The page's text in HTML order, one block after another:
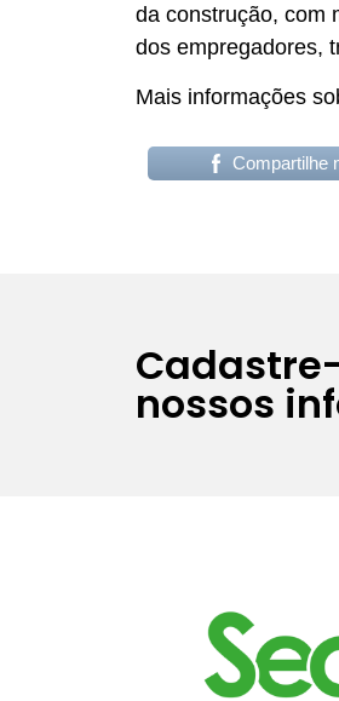
da construção, com
dos empregadores,
Mais informações
Compartilhe
nossos